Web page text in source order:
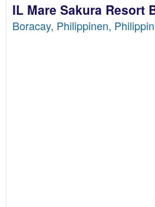
IL Mare Sakura Resort
Boracay, Philippinen,